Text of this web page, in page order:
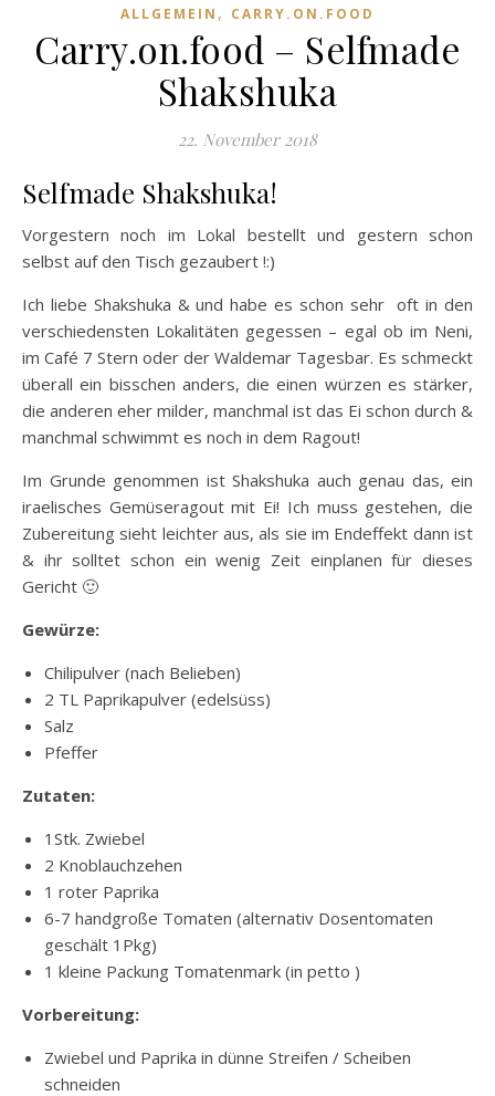
ALLGEMEIN , CARRY.ON.FOOD
Carry.on.food – Selfmade
Shakshuka
22. November 2018
Selfmade Shakshuka!
Vorgestern noch im Lokal bestellt und gestern schon
selbst auf den Tisch gezaubert !:)
Ich liebe Shakshuka & und habe es schon sehr oft in den
verschiedensten Lokalitäten gegessen – egal ob im Neni,
im Café 7 Stern oder der Waldemar Tagesbar. Es schmeckt
überall ein bisschen anders, die einen würzen es stärker,
die anderen eher milder, manchmal ist das Ei schon durch &
manchmal schwimmt es noch in dem Ragout!
Im Grunde genommen ist Shakshuka auch genau das, ein
iraelisches Gemüseragout mit Ei! Ich muss gestehen, die
Zubereitung sieht leichter aus, als sie im Endeffekt dann ist
& ihr solltet schon ein wenig Zeit einplanen für dieses
Gericht 🙂
Gewürze:
Chilipulver (nach Belieben)
2 TL Paprikapulver (edelsüss)
Salz
Pfeffer
Zutaten:
1Stk. Zwiebel
2 Knoblauchzehen
1 roter Paprika
6-7 handgroße Tomaten (alternativ Dosentomaten
geschält 1Pkg)
1 kleine Packung Tomatenmark (in petto )
Vorbereitung:
Zwiebel und Paprika in dünne Streifen / Scheiben
schneiden